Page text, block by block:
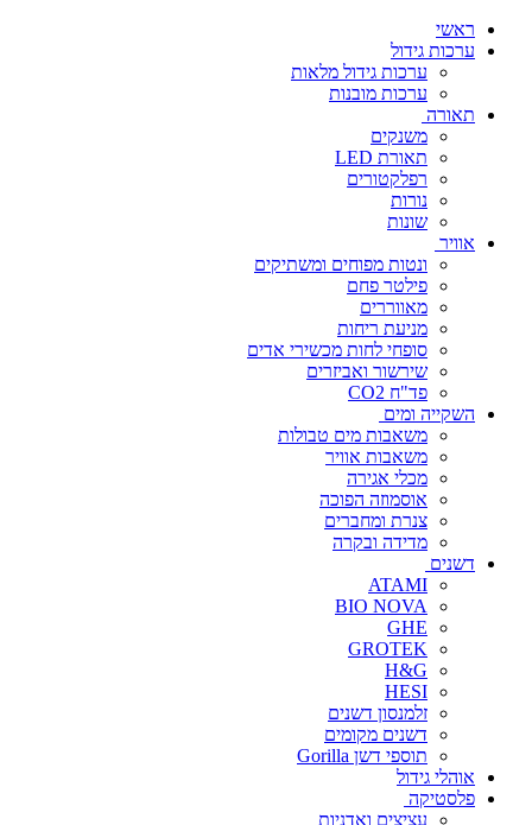
ראשי
ערכות גידול
ערכות גידול מלאות
ערכות מובנות
תאורה
משנקים
תאורת LED
רפלקטורים
נורות
שונות
אוויר
ונטות מפוחים ומשתיקים
פילטר פחם
מאווררים
מניעת ריחות
סופחי לחות מכשירי אדים
שירשור ואביזרים
פד"ח CO2
השקייה ומים
משאבות מים טבולות
משאבות אוויר
מכלי אגירה
אוסמוזה הפוכה
צנרת ומחברים
מדידה ובקרה
דשנים
ATAMI
BIO NOVA
GHE
GROTEK
H&G
HESI
זלמנסון דשנים
דשנים מקומים
תוספי דשן Gorilla
אוהלי גידול
פלסטיקה
עציצים ואדניות